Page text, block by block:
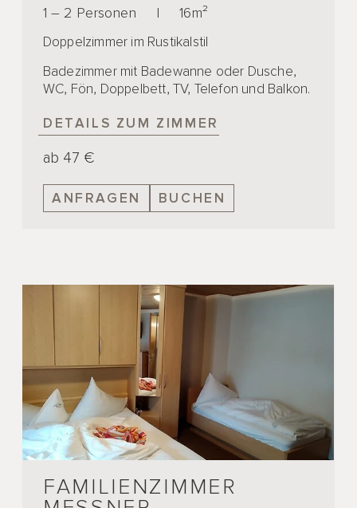
1 – 2 Personen | 16m²
Doppelzimmer im Rustikalstil
Badezimmer mit Badewanne oder Dusche,
WC, Fön, Doppelbett, TV, Telefon und Balkon.
DETAILS ZUM ZIMMER
ab 47 €
ANFRAGEN BUCHEN
FAMILIENZIMMER